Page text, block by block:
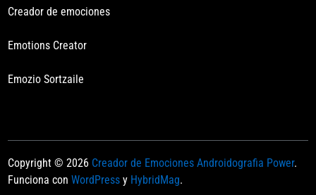
Creador de emociones
Emotions Creator
Emozio Sortzaile
Copyright © 2026 Creador de Emociones Androidografia Power.
Funciona conWordPress y HybridMag.